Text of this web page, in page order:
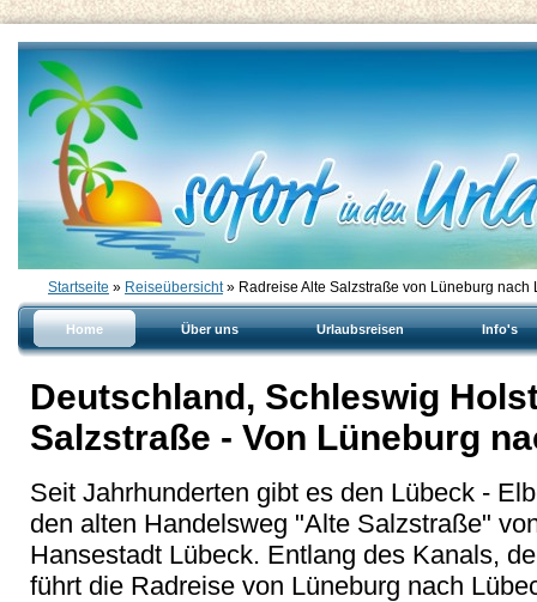
Startseite » Reiseübersicht» Radreise Alte Salzstraße von Lüneburg nach
Home Über uns Urlaubsreisen Info's
Deutschland, Schleswig
Salzstraße - Von Lüneburg
Seit Jahrhunderten gibt es den Lübeck -
den alten Handelsweg "Alte Salzstraße"
Hansestadt Lübeck. Entlang des Kanals,
führt die Radreise von Lüneburg nach